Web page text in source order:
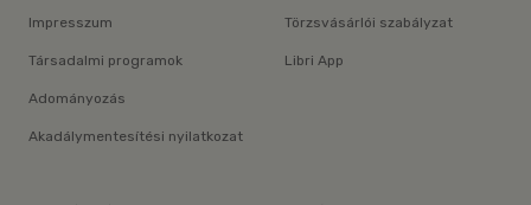
Impresszum
Társadalmi programok
Adományozás
Akadálymentesítési nyilatkozat
Törzsvásárlói szabályzat
Libri App